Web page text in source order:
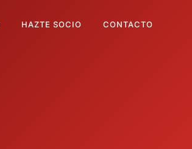
HAZTE SOCIO CONTACTO